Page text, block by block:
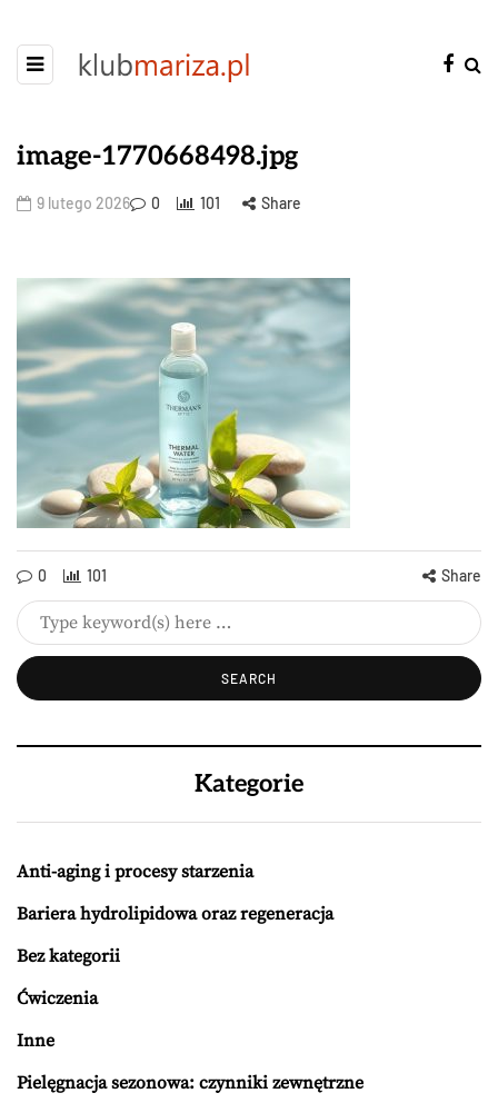
image-1770668498.jpg
9 lutego 2026 0 101 Share
0 101 Share
Kategorie
Anti-aging i procesy starzenia
Bariera hydrolipidowa oraz regeneracja
Bez kategorii
Ćwiczenia
Inne
Pielęgnacja sezonowa: czynniki zewnętrzne